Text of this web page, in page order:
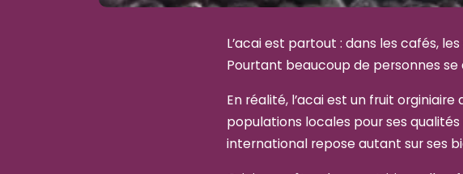
L’acai est partout : dans les cafés,
Pourtant beaucoup de personnes
En réalité, l’acai est un fruit
populations locales pour ses
international repose autant sur ses